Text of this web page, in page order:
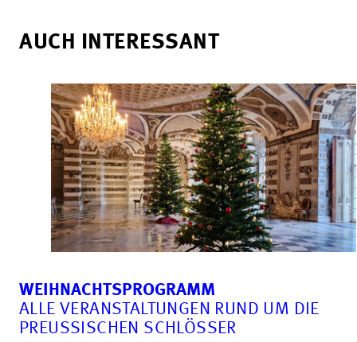
AUCH INTERESSANT
WEIHNACHTSPROGRAMM
ALLE VERANSTALTUNGEN RUND UM DIE
PREUSSISCHEN SCHLÖSSER